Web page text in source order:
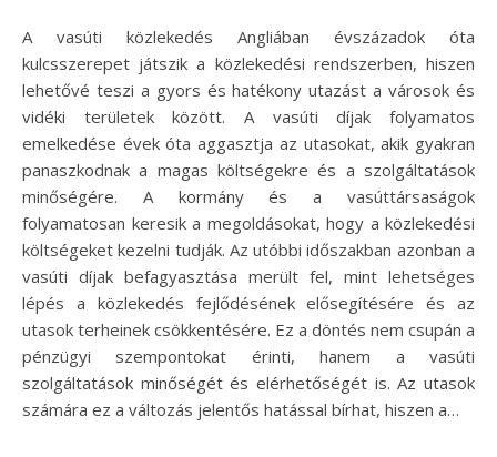
A vasúti közlekedés Angliában évszázadok óta
kulcsszerepet játszik a közlekedési rendszerben, hiszen
lehetővé teszi a gyors és hatékony utazást a városok és
vidéki területek között. A vasúti díjak folyamatos
emelkedése évek óta aggasztja az utasokat, akik gyakran
panaszkodnak a magas költségekre és a szolgáltatások
minőségére. A kormány és a vasúttársaságok
folyamatosan keresik a megoldásokat, hogy a közlekedési
költségeket kezelni tudják. Az utóbbi időszakban azonban a
vasúti díjak befagyasztása merült fel, mint lehetséges
lépés a közlekedés fejlődésének elősegítésére és az
utasok terheinek csökkentésére. Ez a döntés nem csupán a
pénzügyi szempontokat érinti, hanem a vasúti
szolgáltatások minőségét és elérhetőségét is. Az utasok
számára ez a változás jelentős hatással bírhat, hiszen a…